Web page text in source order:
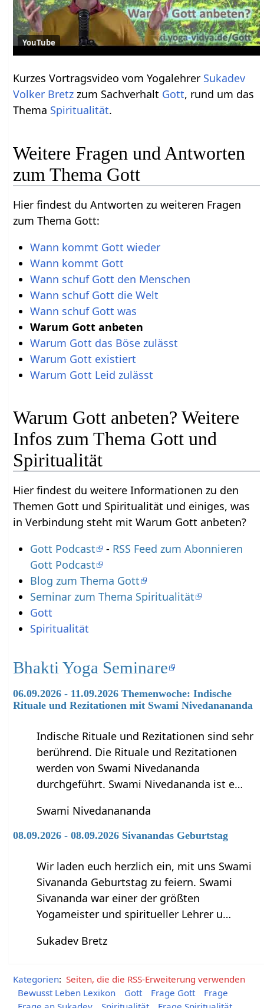
YouTube
Kurzes Vortragsvideo vom Yogalehrer Sukadev
Volker Bretz zum Sachverhalt Gott, rund um das
Thema Spiritualität.
Weitere Fragen und Antworten
zum Thema Gott
Hier findest du Antworten zu weiteren Fragen
zum Thema Gott:
Wann kommt Gott wieder
Wann kommt Gott
Wann schuf Gott den Menschen
Wann schuf Gott die Welt
Wann schuf Gott was
Warum Gott anbeten
Warum Gott das Böse zulässt
Warum Gott existiert
Warum Gott Leid zulässt
Warum Gott anbeten? Weitere
Infos zum Thema Gott und
Spiritualität
Hier findest du weitere Informationen zu den
Themen Gott und Spiritualität und einiges, was
in Verbindung steht mit Warum Gott anbeten?
Gott Podcast
- RSS Feed zum Abonnieren
Gott Podcast
Blog zum Thema Gott
Seminar zum Thema Spiritualität
Gott
Spiritualität
Bhakti Yoga Seminare
06.09.2026 - 11.09.2026 Themenwoche: Indische
Rituale und Rezitationen mit Swami Nivedanananda
Indische Rituale und Rezitationen sind sehr
berührend. Die Rituale und Rezitationen
werden von Swami Nivedananda
durchgeführt. Swami Nivedananda ist e…
Swami Nivedanananda
08.09.2026 - 08.09.2026 Sivanandas Geburtstag
Wir laden euch herzlich ein, mit uns Swami
Sivananda Geburtstag zu feiern. Swami
Sivananda war einer der größten
Yogameister und spiritueller Lehrer u…
Sukadev Bretz
Kategorien: Seiten, die die RSS-Erweiterung verwenden
Bewusst Leben Lexikon
Gott Frage Gott
Frage